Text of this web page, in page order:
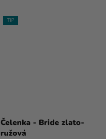
TIP
Čelenka - Bride zlato-
ružová